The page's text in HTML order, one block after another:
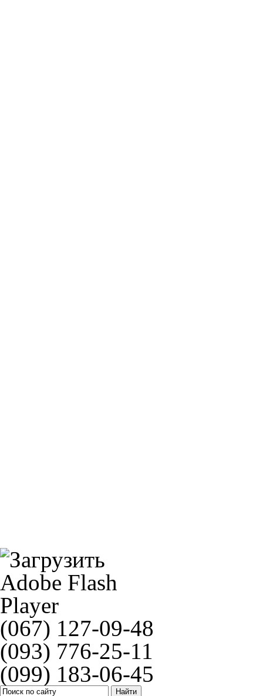
(067) 127-09-48
(093) 776-25-11
(099) 183-06-45